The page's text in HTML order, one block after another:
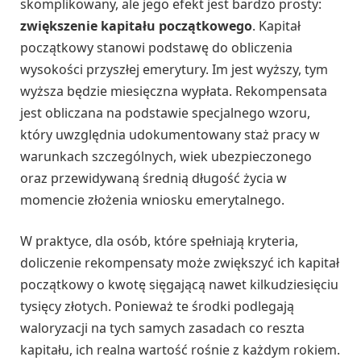
skomplikowany, ale jego efekt jest bardzo prosty:
zwiększenie kapitału początkowego. Kapitał
początkowy stanowi podstawę do obliczenia
wysokości przyszłej emerytury. Im jest wyższy, tym
wyższa będzie miesięczna wypłata. Rekompensata
jest obliczana na podstawie specjalnego wzoru,
który uwzględnia udokumentowany staż pracy w
warunkach szczególnych, wiek ubezpieczonego
oraz przewidywaną średnią długość życia w
momencie złożenia wniosku emerytalnego.
W praktyce, dla osób, które spełniają kryteria,
doliczenie rekompensaty może zwiększyć ich kapitał
początkowy o kwotę sięgającą nawet kilkudziesięciu
tysięcy złotych. Ponieważ te środki podlegają
waloryzacji na tych samych zasadach co reszta
kapitału, ich realna wartość rośnie z każdym rokiem.